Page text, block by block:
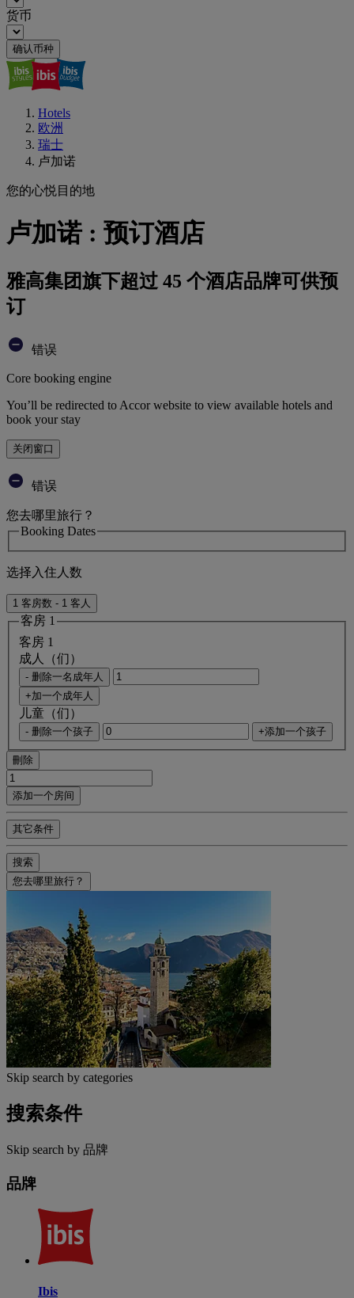
货币
确认币种
Hotels
欧洲
瑞士
卢加诺
您的心悦目的地
卢加诺 : 预订酒店
雅高集团旗下超过 45 个酒店品牌可供预
订
错误
Core booking engine
You’ll be redirected to Accor website to view available hotels and
book your stay
关闭窗口
错误
您去哪里旅行？
Booking Dates
选择入住人数
1 客房数 - 1 客人
客房 1
客房 1
成人（们）
- 删除一名成年人
+加一个成年人
儿童（们）
- 删除一个孩子 +添加一个孩子
刪除
添加一个房间
其它条件
搜索
您去哪里旅行？
Skip search by categories
搜索条件
Skip search by 品牌
品牌
Ibis